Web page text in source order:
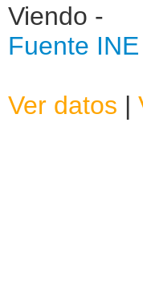
Viendo -
Fuente INE
Ver datos |